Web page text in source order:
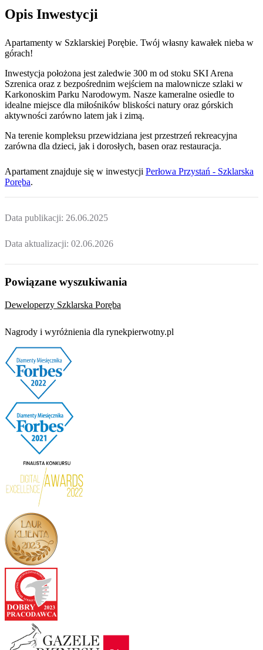
Opis Inwestycji
Apartamenty w Szklarskiej Porębie. Twój własny kawałek nieba w
górach!
Inwestycja położona jest zaledwie 300 m od stoku SKI Arena
Szrenica oraz z bezpośrednim wejściem na malownicze szlaki w
Karkonoskim Parku Narodowym. Nasze kameralne osiedle to
idealne miejsce dla miłośników bliskości natury oraz górskich
aktywności zarówno latem jak i zimą.
Na terenie kompleksu przewidziana jest przestrzeń rekreacyjna
zarówna dla dzieci, jak i dorosłych, basen oraz restauracja.
Apartamentznajduje się w inwestycji Perłowa Przystań - Szklarska
Poręba.
Data publikacji: 26.06.2025
Data aktualizacji: 02.06.2026
Powiązane wyszukiwania
Deweloperzy Szklarska Poręba
Nagrody i wyróżnienia dla rynekpierwotny.pl